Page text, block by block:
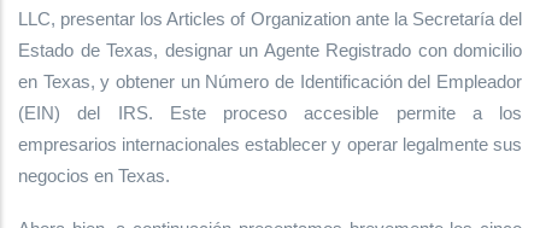
LLC, presentar los Articles of Organization ante la Secretaría del
Estado de Texas, designar un Agente Registrado con domicilio
en Texas, y obtener un Número de Identificación del Empleador
(EIN) del IRS. Este proceso accesible permite a los
empresarios internacionales establecer y operar legalmente sus
negocios en Texas.